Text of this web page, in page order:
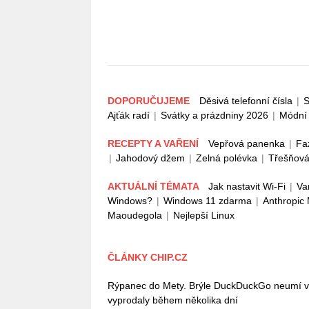
DOPORUČUJEME Děsivá telefonní čísla |
Ajťák radí | Svátky a prázdniny 2026 |
RECEPTY A VAŘENÍ Vepřová panenka |
| Jahodový džem | Zelná polévka |
AKTUÁLNÍ TÉMATA Jak nastavit Wi-Fi |
Windows? | Windows 11 zdarma | Anthropic
Maoudegola | Nejlepší Linux
ČLÁNKY CHIP.CZ
Rýpanec do Mety. Brýle DuckDuckGo neumí
vyprodaly během několika dní